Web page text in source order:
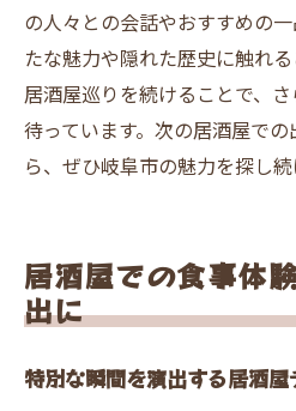
の人々との会話やおすすめの
たな魅力や隠れた歴史に触れる
居酒屋巡りを続けることで、
待っています。次の居酒屋で
ら、ぜひ岐阜市の魅力を探し続
居酒屋での食事体
出に
特別な瞬間を演出する居酒屋